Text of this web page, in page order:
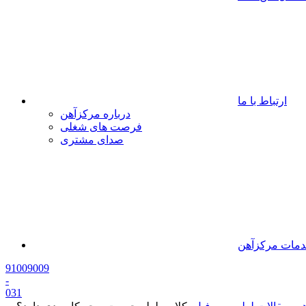
ارتباط با ما
درباره مرکزآهن
فرصت های شغلی
صدای مشتری
مرکزآهن
91009009
-
031